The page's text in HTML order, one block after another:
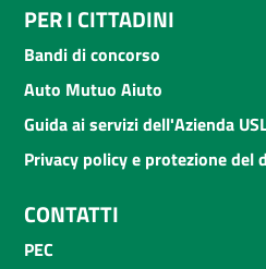
PER I CITTADINI
Bandi di concorso
Auto Mutuo Aiuto
Guida ai servizi dell'Azienda
Privacy policy e protezione del
CONTATTI
PEC